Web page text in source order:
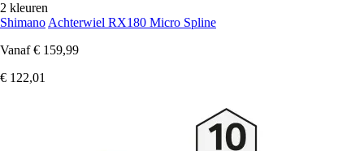
2 kleuren
Shimano Achterwiel RX180 Micro Spline
Vanaf € 159,99
€ 122,01